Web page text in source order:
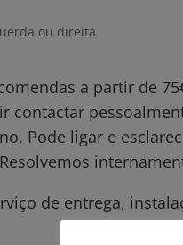
ou direita
a partir de
contactar
Pode ligar e
de entrega,